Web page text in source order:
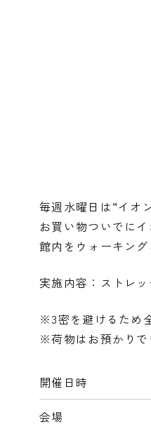
毎週水曜日は“イオ
お買い物ついでに
館内をウォーキン
実施内容：ストレ
※3密を避けるため
※荷物はお預かりで
開催日時
会場